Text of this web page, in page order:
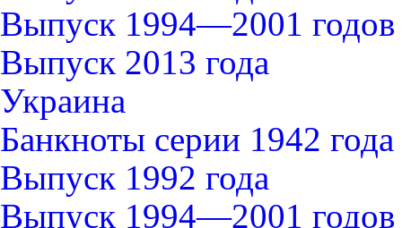
Выпуск 1994—2001 годов
Выпуск 2013 года
Украина
Банкноты серии 1942 года
Выпуск 1992 года
Выпуск 1994—2001 годов